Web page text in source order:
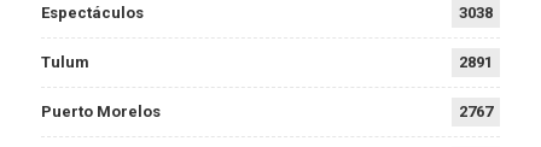
Espectáculos 3038
Tulum 2891
Puerto Morelos 2767